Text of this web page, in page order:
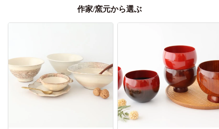
作家/窯元から選ぶ